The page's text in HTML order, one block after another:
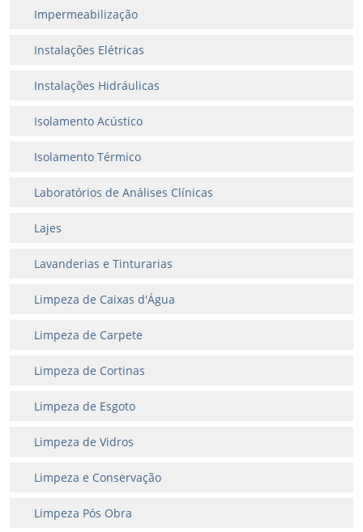
Impermeabilização
Instalações Elétricas
Instalações Hidráulicas
Isolamento Acústico
Isolamento Térmico
Laboratórios de Análises Clínicas
Lajes
Lavanderias e Tinturarias
Limpeza de Caixas d'Água
Limpeza de Carpete
Limpeza de Cortinas
Limpeza de Esgoto
Limpeza de Vidros
Limpeza e Conservação
Limpeza Pós Obra